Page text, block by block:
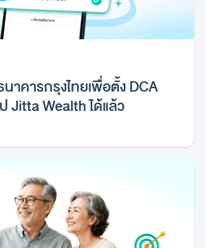
คารกรุงไทยเพื่อตั้ง DCA
Jitta Wealth ได้แล้ว